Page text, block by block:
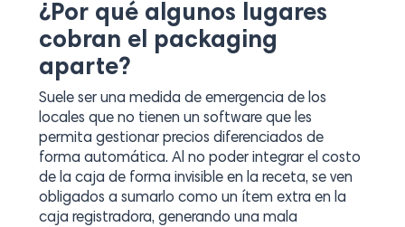
¿Por qué algunos lugares
cobran el packaging
aparte?
Suele ser una medida de emergencia de los
locales que no tienen un software que les
permita gestionar precios diferenciados de
forma automática. Al no poder integrar el costo
de la caja de forma invisible en la receta, se ven
obligados a sumarlo como un ítem extra en la
caja registradora, generando una mala